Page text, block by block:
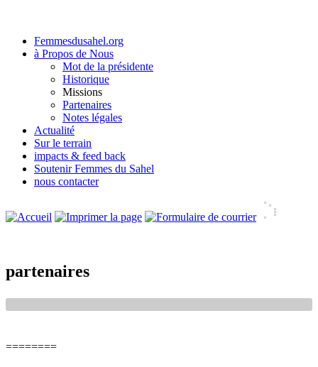
Femmesdusahel.org
à Propos de Nous
Mot de la présidente
Historique
Missions
Partenaires
Notes légales
Actualité
Sur le terrain
impacts & feed back
Soutenir Femmes du Sahel
nous contacter
partenaires
========